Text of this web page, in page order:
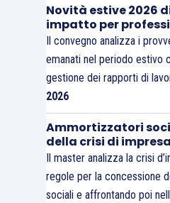
Novità estive 2026
impatto per
Il convegno analizza i
emanati nel periodo estivo
gestione dei rapporti di
2026
Ammortizzatori
della crisi di impresa
Il master analizza la crisi
regole per la concessione
sociali e affrontando poi